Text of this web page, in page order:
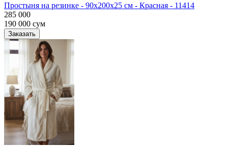
Простыня на резинке - 90x200x25 cм - Красная - 11414
285 000
190 000 сум
Заказать